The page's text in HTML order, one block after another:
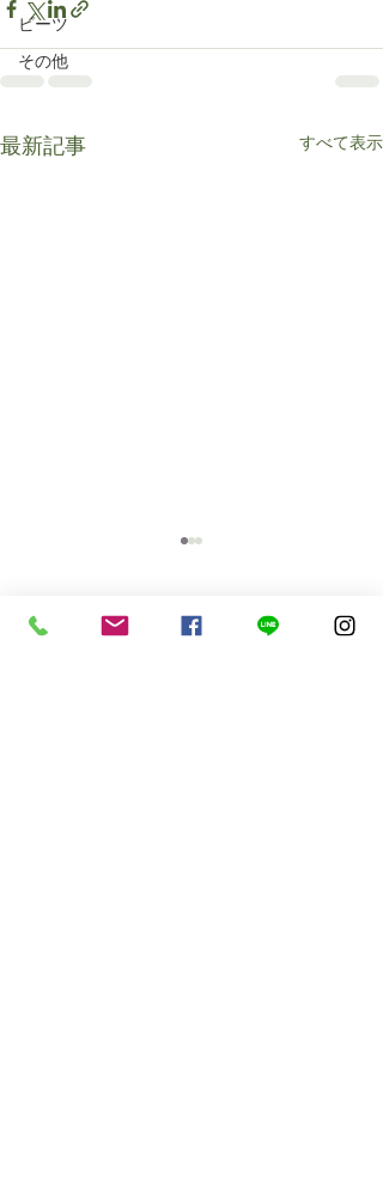
ビーツ
その他
最新記事 すべて表示
コメント